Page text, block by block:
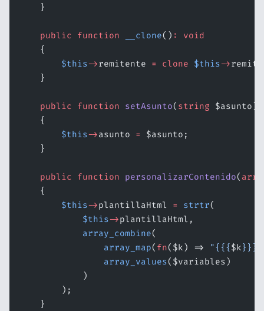
    }
    public
function __clone() :
void
    {
        $this
->remitente = clone $this->
    }
    public
function setAsunto( string $asunto)
    {
        $this
->asunto =
$asunto;
    }
    public
function personalizarContenido(
    {
        $this
->plantillaHtml = strtr(
            $this
->plantillaHtml,
            array_combine
(
                array_map
( fn($k) => "{{{$k}}}"
                array_values
($variables)
            )
        );
    }